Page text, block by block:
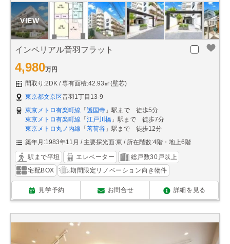
インペリアル音羽フラット
4,980万円
間取り:2DK
専有面積:42.93㎡(壁芯)
東京都文京区音羽1丁目13-9
東京メトロ有楽町線 「 護国寺 」駅まで 徒歩5分
東京メトロ有楽町線 「 江戸川橋 」駅まで 徒歩7分
東京メトロ丸ノ内線 「 茗荷谷 」駅まで 徒歩12分
築年月:1983年11月
主要採光面:東 所在階数:4階・地上6階
駅まで平坦 エレベーター
総戸数30戸以上
宅配BOX
期間限定リノベーション向き物件
見学予約 お問合せ 詳細を見る